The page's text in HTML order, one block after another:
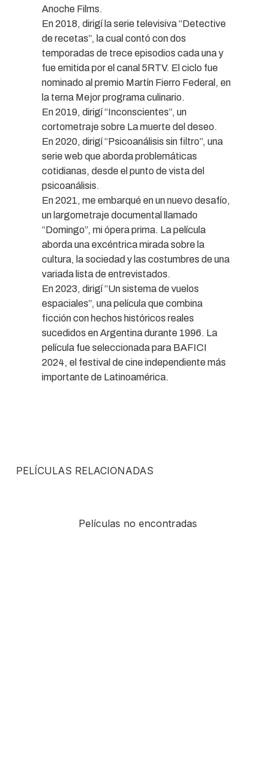
Anoche Films.
En 2018, dirigí la serie televisiva “Detective
de recetas”, la cual contó con dos
temporadas de trece episodios cada una y
fue emitida por el canal 5RTV. El ciclo fue
nominado al premio Martín Fierro Federal, en
la terna Mejor programa culinario.
En 2019, dirigí “Inconscientes”, un
cortometraje sobre La muerte del deseo.
En 2020, dirigí “Psicoanálisis sin filtro”, una
serie web que aborda problemáticas
cotidianas, desde el punto de vista del
psicoanálisis.
En 2021, me embarqué en un nuevo desafío,
un largometraje documental llamado
“Domingo”, mi ópera prima. La película
aborda una excéntrica mirada sobre la
cultura, la sociedad y las costumbres de una
variada lista de entrevistados.
En 2023, dirigí “Un sistema de vuelos
espaciales”, una película que combina
ficción con hechos históricos reales
sucedidos en Argentina durante 1996. La
película fue seleccionada para BAFICI
2024, el festival de cine independiente más
importante de Latinoamérica.
PELÍCULAS RELACIONADAS
Películas no encontradas